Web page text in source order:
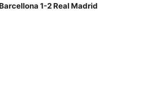
1-2 Real Madrid